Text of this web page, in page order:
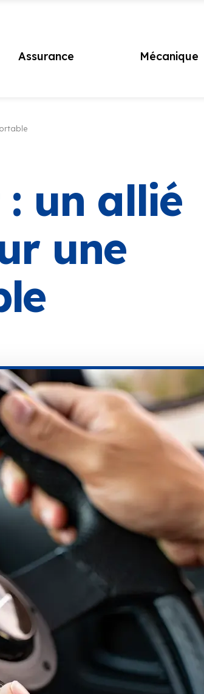
Assurance Mécanique
un allié
une